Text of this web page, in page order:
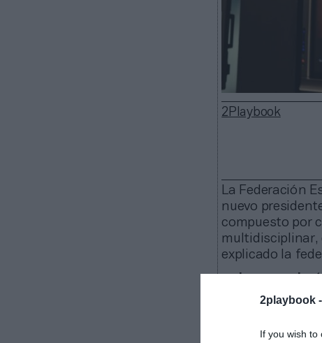
2playbook -
If you wish to
2Playbook
La Federación
nuevo
compuesto por
multidisciplinar,
explicado la
La nueva
estará